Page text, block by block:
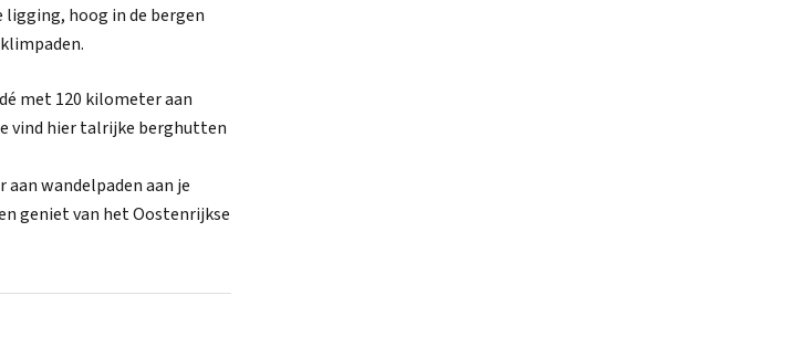
ligging, hoog in de bergen
met 120 kilometer aan
vind hier talrijke berghutten
wandelpaden aan je
geniet van het Oostenrijkse